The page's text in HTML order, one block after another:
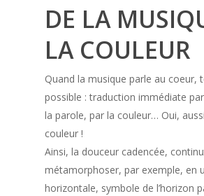
DE LA
LA COULEUR
Quand la musique parle au coeur,
possible : traduction immédiate
la parole, par la couleur… Oui,
couleur !
Ainsi, la douceur cadencée,
métamorphoser, par exemple, en
horizontale, symbole de l’horizon